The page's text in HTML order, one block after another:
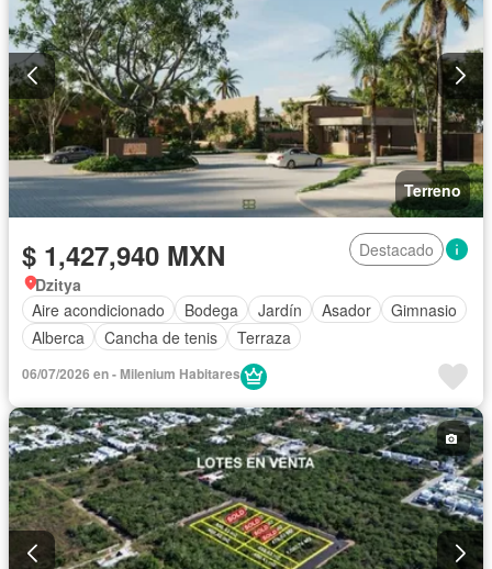
Terreno
$ 1,427,940 MXN
Destacado
Dzitya
Aire acondicionado
Bodega Jardín Asador
Gimnasio
Alberca
Cancha de tenis Terraza
06/07/2026 en - Milenium Habitares